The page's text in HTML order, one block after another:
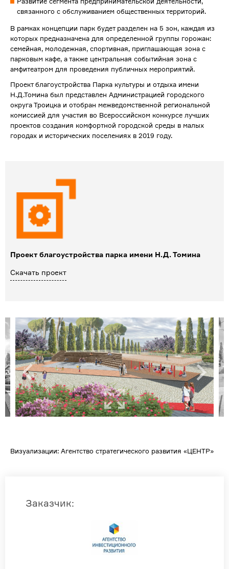
связанного с обслуживанием общественных территорий.
В рамках концепции парк будет разделен на 5 зон, каждая из
которых предназначена для определенной группы горожан:
семейная, молодежная, спортивная, приглашающая зона с
парковым кафе, а также центральная событийная зона с
амфитеатром для проведения публичных мероприятий.
Проект благоустройства Парка культуры и отдыха имени
Н.Д.Томина был представлен Администрацией городского
округа Троицка и отобран межведомственной региональной
комиссией для участия во Всероссийском конкурсе лучших
проектов создания комфортной городской среды в малых
городах и исторических поселениях в 2019 году.
Проект благоустройства парка имени Н.Д. Томина
Скачать проект
Визуализации: Агентство стратегического развития «ЦЕНТР»
Заказчик: